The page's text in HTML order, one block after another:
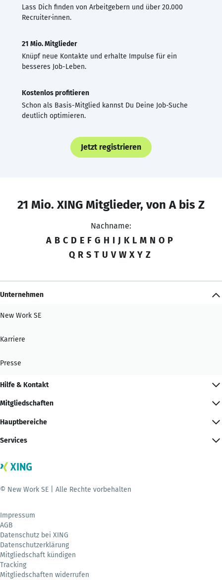
Lass Dich finden von Arbeitgebern und über 20.000
Recruiter·innen.
21 Mio. Mitglieder
Knüpf neue Kontakte und erhalte Impulse für ein
besseres Job-Leben.
Kostenlos profitieren
Schon als Basis-Mitglied kannst Du Deine Job-Suche
deutlich optimieren.
Jetzt registrieren
21 Mio. XING Mitglieder, von A bis Z
Nachname:
A B C D E F G H I J K L M N O P
Q R S T U V W X Y Z
Unternehmen
New Work SE
Karriere
Presse
Hilfe & Kontakt
Mitgliedschaften
Hauptbereiche
Services
© New Work SE | Alle Rechte vorbehalten
Impressum
AGB
Datenschutz bei XING
Datenschutzerklärung
Mitgliedschaft kündigen
Tracking
Mitgliedschaften widerrufen